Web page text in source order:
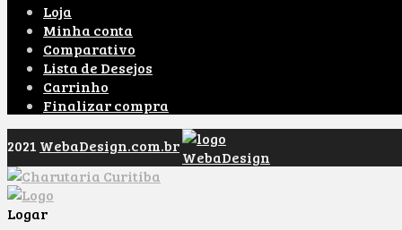
Loja
Minha conta
Comparativo
Lista de Desejos
Carrinho
Finalizar compra
2021 WebaDesign.com.br
Logar